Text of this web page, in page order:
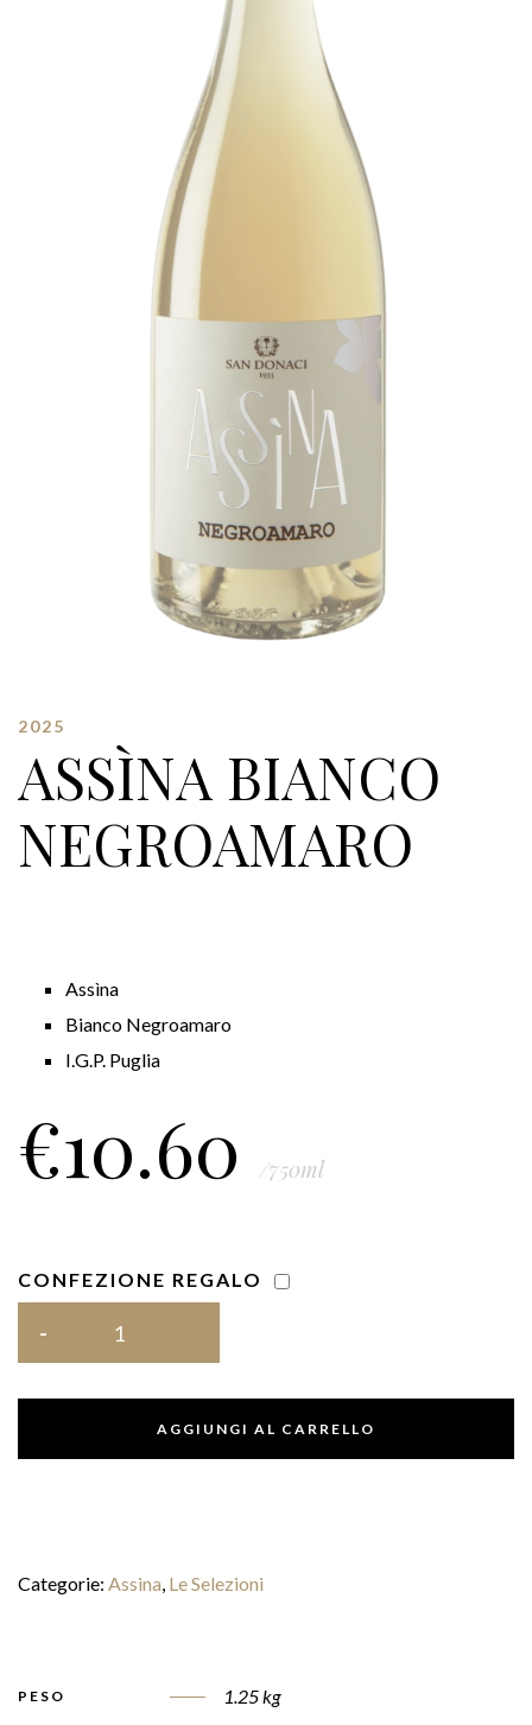
2025
ASSÌNA BIANCO
NEGROAMARO
Assìna
Bianco Negroamaro
I.G.P. Puglia
€10.60 /750ml
CONFEZIONE REGALO
AGGIUNGI AL CARRELLO
Categorie: Assina, Le Selezioni
PESO 1.25 kg